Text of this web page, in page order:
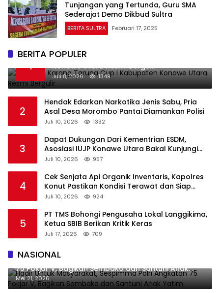
Tunjangan yang Tertunda, Guru SMA
Sederajat Demo Dikbud Sultra
BERITA SULTRA Februari 17, 2025
BERITA POPULER
1
Perdana, Karang Taruna Cup I Kabupaten
Konawe Utara Resmi Bergulir
Juli 8, 2026 1349
2
Hendak Edarkan Narkotika Jenis Sabu, Pria
Asal Desa Morombo Pantai Diamankan Polisi
Juli 10, 2026 1332
3
Dapat Dukungan Dari Kementrian ESDM,
Asosiasi IUJP Konawe Utara Bakal Kunjungi
Pemegang IUP di Konut
Juli 10, 2026 957
4
Cek Senjata Api Organik Inventaris, Kapolres
Konut Pastikan Kondisi Terawat dan Siap
Digunakan
Juli 10, 2026 924
5
PT TMS Bohongi Pengusaha Lokal Langgikima,
Ketua SBIB Berikan Kritik Keras
Juli 17, 2026 709
NASIONAL
Hadir Untuk Masyarakat, Sespimma Polri Angkatan
75 Pokjar V, Bagikan Sembako dan Santuni Anak
Yatim
Mei 21, 2026